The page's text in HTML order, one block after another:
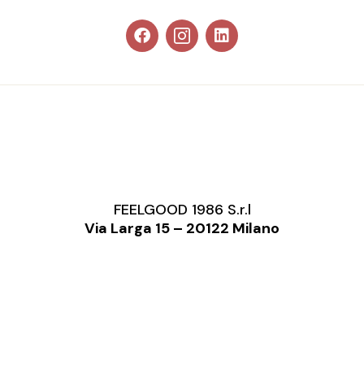
FEELGOOD 1986 S.r.l
Via Larga 15 – 20122 Milano